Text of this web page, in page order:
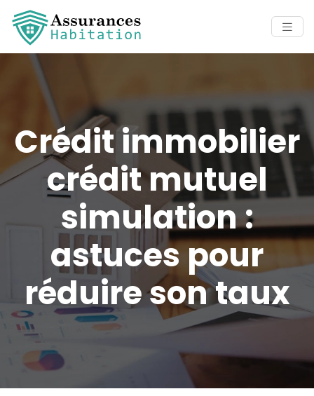
Crédit immobilier
crédit mutuel
simulation :
astuces pour
réduire son taux